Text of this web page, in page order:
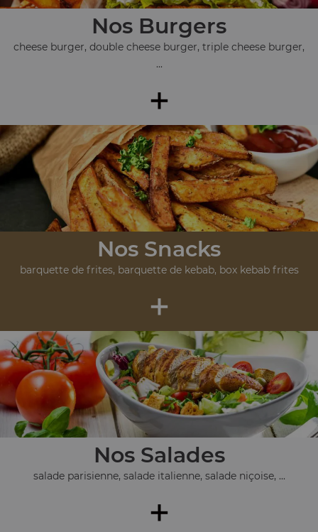
Nos Burgers
cheese burger, double cheese burger, triple cheese burger,
...
+
Nos Snacks
barquette de frites, barquette de kebab, box kebab frites
+
Nos Salades
salade parisienne, salade italienne, salade niçoise, ...
+